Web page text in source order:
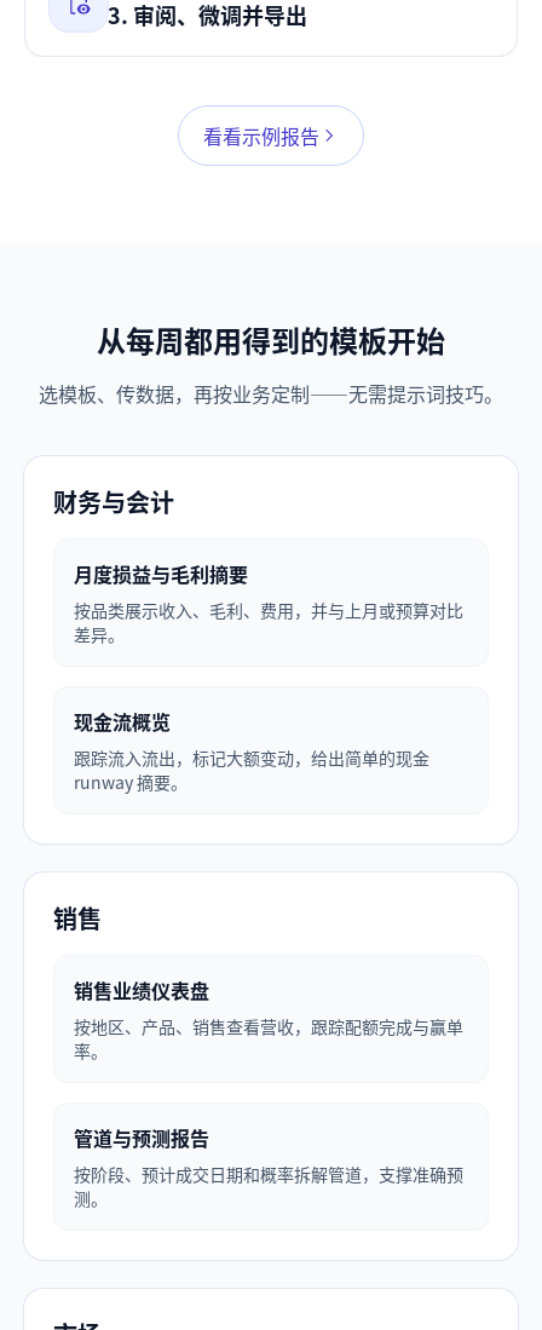
3. 审阅、微调并导出
看看示例报告
从每周都用得到的模板开始
选模板、传数据，再按业务定制——无需提示词技巧。
财务与会计
月度损益与毛利摘要
按品类展示收入、毛利、费用，并与上月或预算对比
差异。
现金流概览
跟踪流入流出，标记大额变动，给出简单的现金
runway 摘要。
销售
销售业绩仪表盘
按地区、产品、销售查看营收，跟踪配额完成与赢单
率。
管道与预测报告
按阶段、预计成交日期和概率拆解管道，支撑准确预
测。